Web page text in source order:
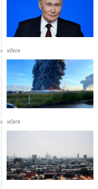
včera
včera